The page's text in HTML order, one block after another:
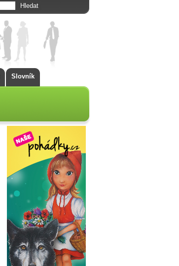
Slovník